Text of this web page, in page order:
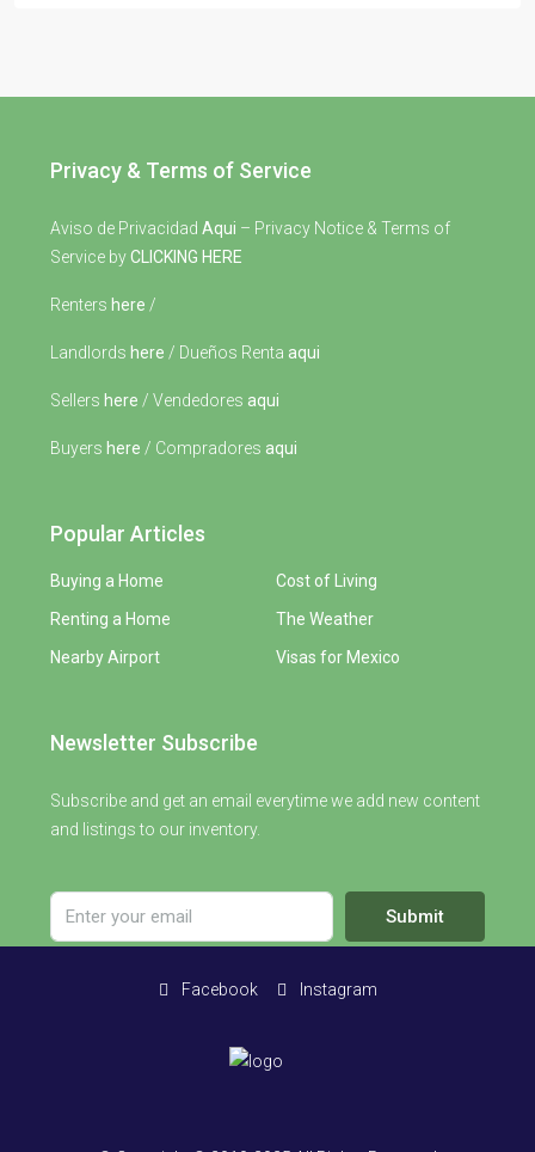
Privacy & Terms of Service
Aviso de Privacidad Aqui – Privacy Notice & Terms of
Service byCLICKING HERE
Renters here /
Landlords here / Dueños Renta aqui
Sellers here / Vendedores aqui
Buyers here / Compradores aqui
Popular Articles
Buying a Home
Renting a Home
Nearby Airport
Cost of Living
The Weather
Visas for Mexico
Newsletter Subscribe
Subscribe and get an email everytime we add new content
and listings to our inventory.
Submit
Facebook Instagram